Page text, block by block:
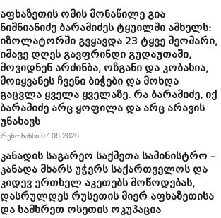
აფხაზეთის ომის მონაწილე გია
ნიშნიანიძე ბარამიძეს ტყუილში ამხელს:
იზოლატორში გვყავდა 23 ტყვე მეომარი,
იმავე დღეს გავფრინდი გუდაუთაში,
მოვიდნენ არძინბა, ოზგანი და კობახია,
მოიყვანეს ჩვენი ბიჭები და მოხდა
გაცვლა ყველა ყველაზე. რა ბარამიძე, იქ
ბარამიძე არც ყოფილა და არც არავის
უნახავს
რეზონანსი 07.08.2026
კანადის საგარეო საქმეთა სამინისტრო –
კანადა მხარს უჭერს საქართველოს და
კიდევ ერთხელ აკეთებს მოწოდებას,
დასრულდეს რუსეთის მიერ აფხაზეთისა
და სამხრეთ ოსეთის ოკუპაცია